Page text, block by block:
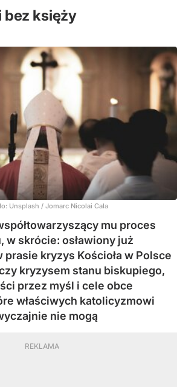
bez księży
Unsplash / Jomarc Nicolai Cala
mu proces
w skrócie: osławiony już
prasie kryzys Kościoła w Polsce
kryzysem stanu biskupiego,
przez myśl i cele obce
właściwych katolicyzmowi
nie mogą